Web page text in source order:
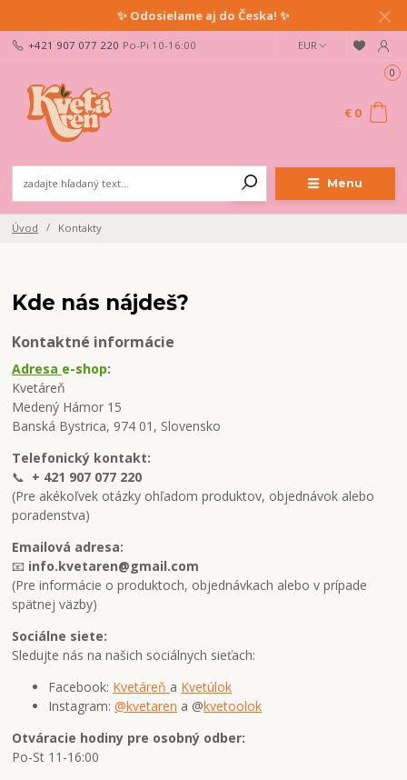
✨ Odosielame aj do Česka! ✨
Menu
EUR
+421 907 077 220 Po-Pi 10-16:00
0
€ 0
Úvod Kontakty
Kde nás nájdeš?
Kontaktné informácie
Adresa e-shop:
Kvetáreň
Medený Hámor 15
Banská Bystrica, 974 01, Slovensko
Telefonický kontakt:
📞 + 421 907 077 220
(Pre akékoľvek otázky ohľadom produktov, objednávok alebo
poradenstva)
Emailová adresa:
📧 info.kvetaren@gmail.com
(Pre informácie o produktoch, objednávkach alebo v prípade
spätnej väzby)
Sociálne siete:
Sledujte nás na našich sociálnych sieťach:
Facebook: Kvetáreň a Kvetúlok
Instagram:@kvetaren a @kvetoolok
Otváracie hodiny pre osobný odber:
Po-St 11-16:00